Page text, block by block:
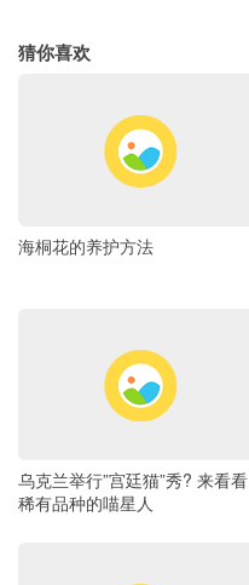
猜你喜欢
海桐花的养护方法
乌克兰举行”宫廷猫”秀? 来看看
稀有品种的喵星人